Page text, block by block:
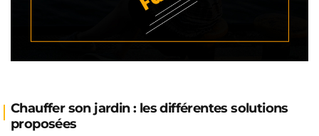
Chauffer son jardin : les différentes solutions
proposées